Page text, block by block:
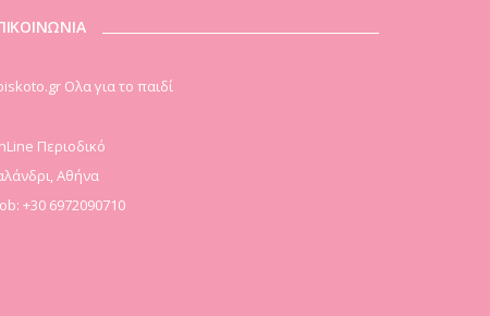
Ολα για το παιδί
Περιοδικό
Αθήνα
+30 6972090710